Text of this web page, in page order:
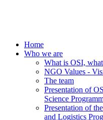
Home
Who we are
What is OSI,
NGO Values -
The team
Presentation of
Science
Presentation of
and Logistics